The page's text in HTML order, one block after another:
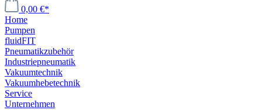
0,00 €*
Home
Pumpen
fluidFIT
Pneumatikzubehör
Industriepneumatik
Vakuumtechnik
Vakuumhebetechnik
Service
Unternehmen